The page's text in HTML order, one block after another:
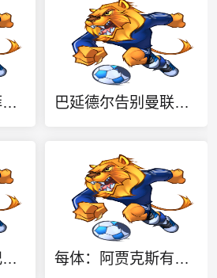
有情况？葡媒：菲利克斯与前女友夜店相遇，交谈后社媒再次互关 巴延德尔告别曼联：会永远怀念老特拉福德，我的心与你们同在
记者：罗梅罗经纪团队希望巴萨采取行动，但后者首选引进罗德里 每体：阿贾克斯有意马略卡前锋比尔希利，巴萨拥有该球员回购权